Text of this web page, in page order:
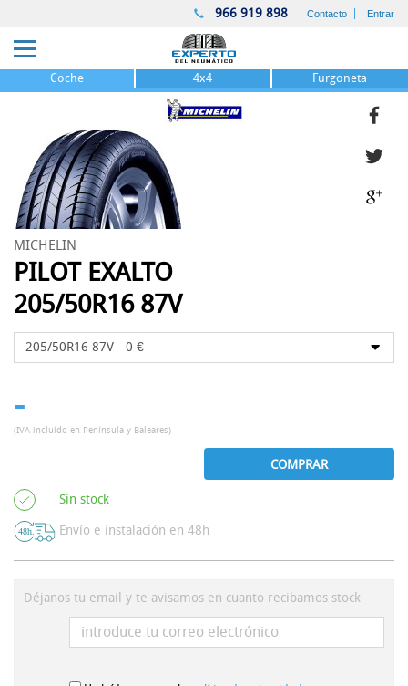
966 919 898 Contacto Entrar
Coche 4x4 Furgoneta
MICHELIN
PILOT EXALTO
205/50R16 87V
-
(IVA incluído en Península y Baleares)
COMPRAR
Sin stock
Envío e instalación en 48h
Déjanos tu email y te avisamos en cuanto recibamos stock